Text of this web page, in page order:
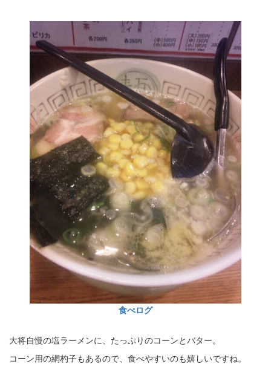
食べログ
大将自慢の塩ラーメンに、たっぷりのコーンとバター。
コーン用の網杓子もあるので、食べやすいのも嬉しいですね。